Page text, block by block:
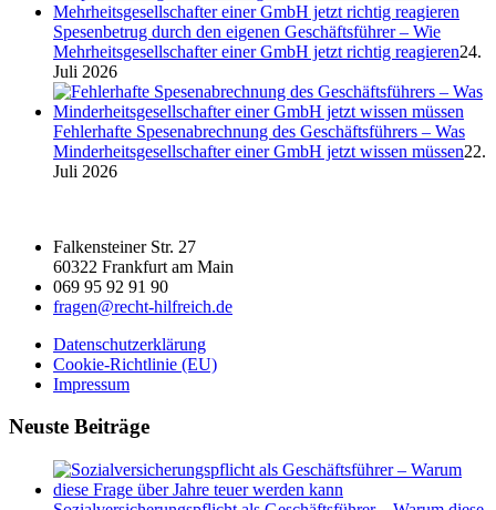
Spesenbetrug durch den eigenen Geschäftsführer – Wie
Mehrheitsgesellschafter einer GmbH jetzt richtig reagieren24.
Juli 2026
Fehlerhafte Spesenabrechnung des Geschäftsführers – Was
Minderheitsgesellschafter einer GmbH jetzt wissen müssen22.
Juli 2026
Falkensteiner Str. 27
60322 Frankfurt am Main
069 95 92 91 90
fragen@recht-hilfreich.de
Datenschutzerklärung
Cookie-Richtlinie (EU)
Impressum
Neuste Beiträge